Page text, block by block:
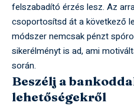
felszabadító érzés lesz. Az
csoportosítsd át a következő
módszer nemcsak pénzt
sikerélményt is ad, ami
során.
Beszélj a
lehetőségekről